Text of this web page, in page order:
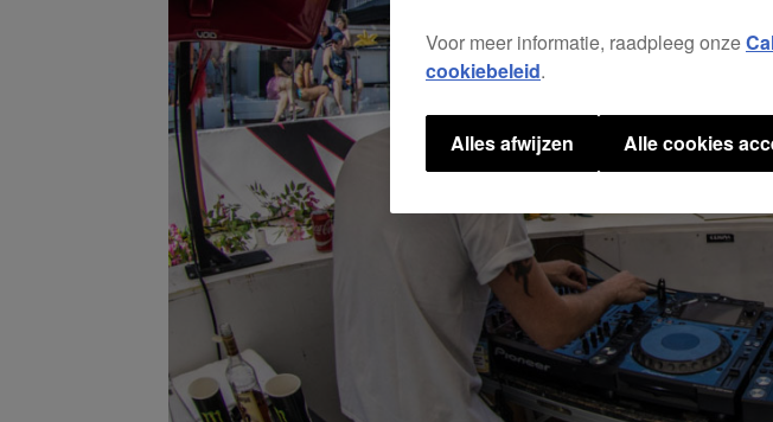
Voor meer informatie, raadpleeg onze
cookiebeleid.
Alles afwijzen Alle cookies